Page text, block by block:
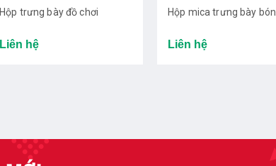
Hộp trưng bày đồ chơi
Liên hệ
Hộp mica trưng bày
Liên hệ